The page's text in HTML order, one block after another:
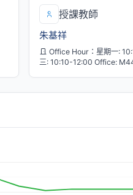
授課教師
朱基祥
Office Hour：星期一:
三: 10:10-12:00 Office: